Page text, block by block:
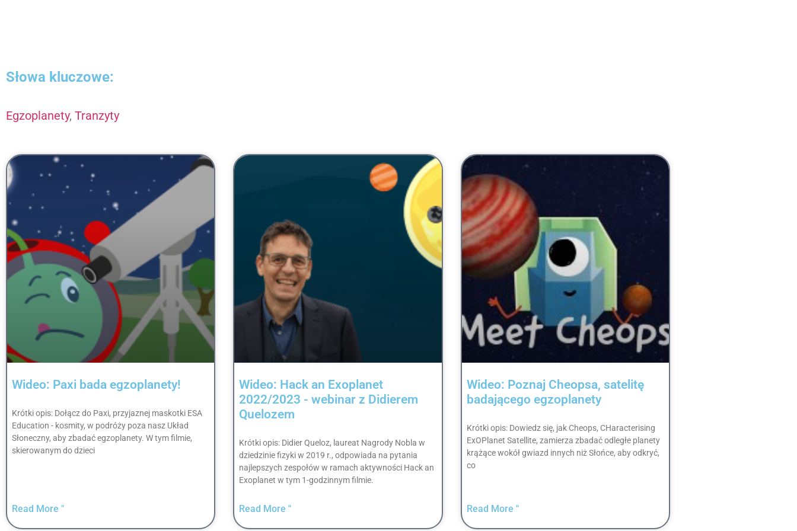
Słowa kluczowe:
Egzoplanety, Tranzyty
Wideo: Paxi bada egzoplanety!
Krótki opis: Dołącz do Paxi, przyjaznej maskotki ESA
Education - kosmity, w podróży poza nasz Układ
Słoneczny, aby zbadać egzoplanety. W tym filmie,
skierowanym do dzieci
Read More "
Wideo: Hack an Exoplanet
2022/2023 - webinar z Didierem
Quelozem
Krótki opis: Didier Queloz, laureat Nagrody Nobla w
dziedzinie fizyki w 2019 r., odpowiada na pytania
najlepszych zespołów w ramach aktywności Hack an
Exoplanet w tym 1-godzinnym filmie.
Read More "
Wideo: Poznaj Cheopsa, satelitę
badającego egzoplanety
Krótki opis: Dowiedz się, jak Cheops, CHaracterising
ExOPlanet Satellite, zamierza zbadać odległe planety
krążące wokół gwiazd innych niż Słońce, aby odkryć,
co
Read More "